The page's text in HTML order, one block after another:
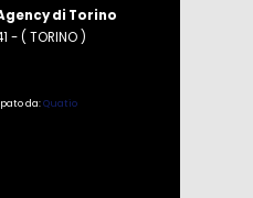
di Torino
- ( TORINO )
da:Quatio